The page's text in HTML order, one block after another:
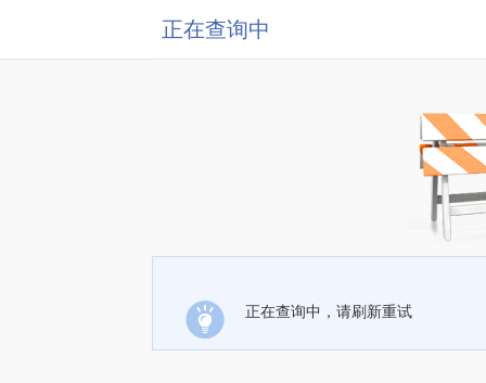
正在查询中
正在查询中，请刷新重试